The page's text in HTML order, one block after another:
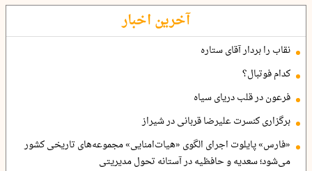
آخرین اخبار
نقاب را بردار آقای ستاره
کدام فوتبال؟
فرعون در قلب دریای سیاه
برگزاری کنسرت علیرضا قربانی در شیراز
«فارس» پایلوت اجرای الگوی «هیات‌امنایی» مجموعه‌های تاریخی کشور
می‌شود؛ سعدیه و حافظیه در آستانه تحول مدیریتی